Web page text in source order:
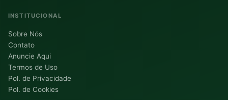
INSTITUCIONAL
Sobre Nós
Contato
Anuncie Aqui
Termos de Uso
Pol. de Privacidade
Pol. de Cookies